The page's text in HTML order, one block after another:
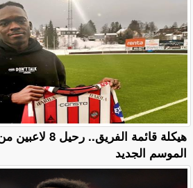
هيكلة قائمة
الموسم الجديد